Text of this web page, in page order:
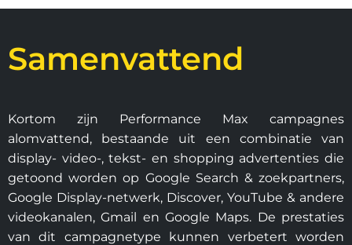
Samenvattend
Kortom zijn Performance Max campagnes
alomvattend, bestaande uit een combinatie van
display- video-, tekst- en shopping advertenties die
getoond worden op Google Search & zoekpartners,
Google Display-netwerk, Discover, YouTube & andere
videokanalen, Gmail en Google Maps. De prestaties
van dit campagnetype kunnen verbetert worden